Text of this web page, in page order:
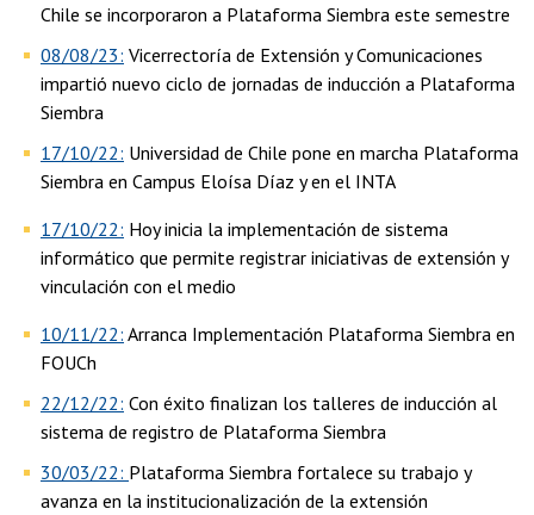
Chile se incorporaron a Plataforma Siembra este semestre
08/08/23: Vicerrectoría de Extensión y Comunicaciones
impartió nuevo ciclo de jornadas de inducción a Plataforma
Siembra
17/10/22: Universidad de Chile pone en marcha Plataforma
Siembra en Campus Eloísa Díaz y en el INTA
17/10/22: Hoy inicia la implementación de sistema
informático que permite registrar iniciativas de extensión y
vinculación con el medio
10/11/22: Arranca Implementación Plataforma Siembra en
FOUCh
22/12/22: Con éxito finalizan los talleres de inducción al
sistema de registro de Plataforma Siembra
30/03/22: Plataforma Siembra fortalece su trabajo y
avanza en la institucionalización de la extensión